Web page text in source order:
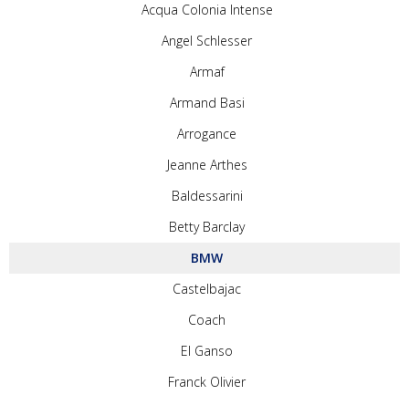
Acqua Colonia Intense
Angel Schlesser
Armaf
Armand Basi
Arrogance
Jeanne Arthes
Baldessarini
Betty Barclay
BMW
Castelbajac
Coach
El Ganso
Franck Olivier